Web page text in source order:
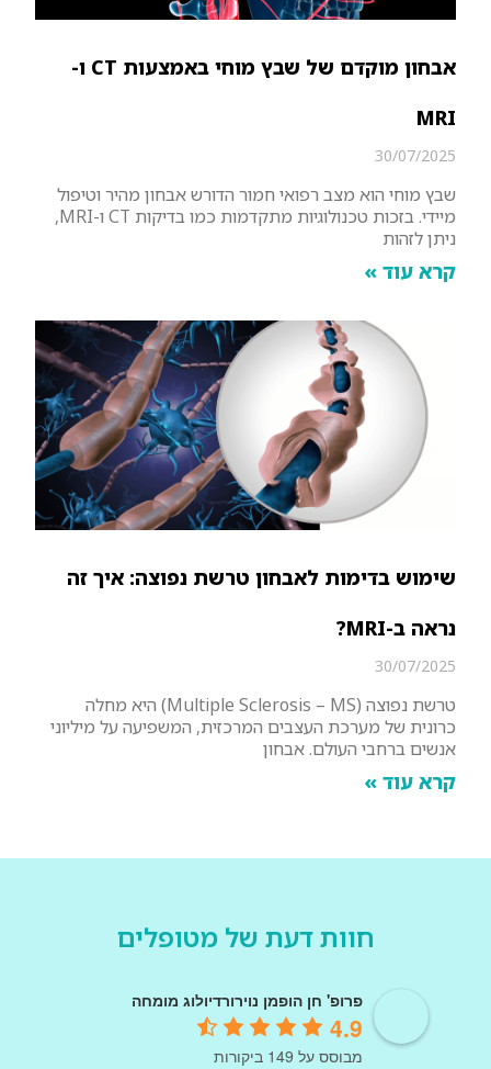
אבחון מוקדם של שבץ מוחי באמצעות CT ו-
MRI
30/07/2025
שבץ מוחי הוא מצב רפואי חמור הדורש אבחון מהיר וטיפול
מיידי. בזכות טכנולוגיות מתקדמות כמו בדיקות CT ו-MRI,
ניתן לזהות
קרא עוד »
שימוש בדימות לאבחון טרשת נפוצה: איך זה
נראה ב-MRI?
30/07/2025
טרשת נפוצה (Multiple Sclerosis – MS) היא מחלה
כרונית של מערכת העצבים המרכזית, המשפיעה על מיליוני
אנשים ברחבי העולם. אבחון
קרא עוד »
חוות דעת של מטופלים
פרופ' חן הופמן נוירורדיולוג מומחה
4.9
מבוסס על 149 ביקורות